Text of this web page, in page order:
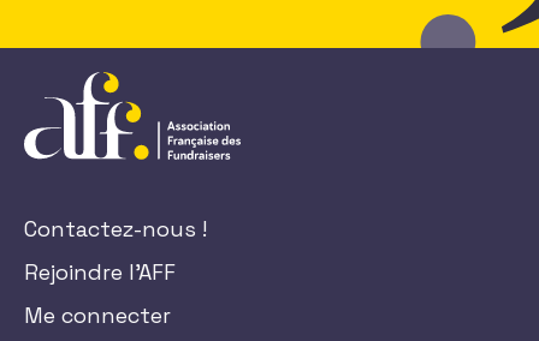
Contactez-nous !
Rejoindre l'AFF
Me connecter